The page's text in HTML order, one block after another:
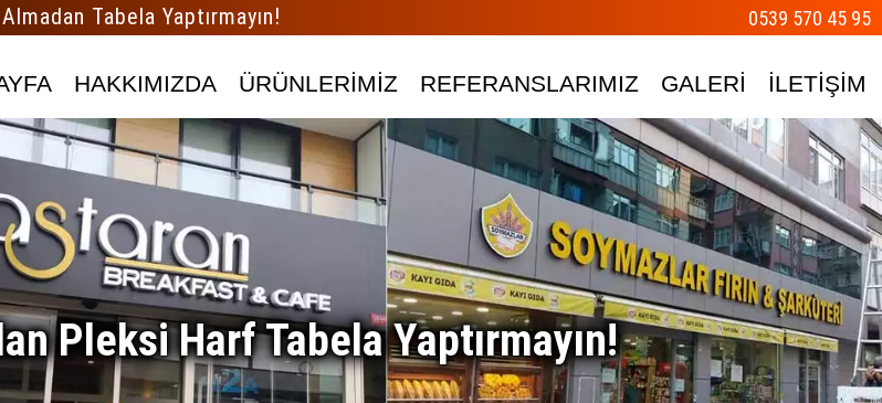
Tabela Yaptırmayın! 0539 570 45 95
HAKKIMIZDA ÜRÜNLERİMİZ REFERANSLARIMIZ GALERİ İLETİŞİM
Pleksi Harf Tabela Yaptırmayın!